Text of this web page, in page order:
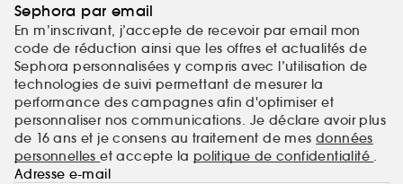
Sephora par email
En m’inscrivant, j’accepte de recevoir par email mon
code de réduction ainsi que les offres et actualités de
Sephora personnalisées y compris avec l’utilisation de
technologies de suivi permettant de mesurer la
performance des campagnes afin d'optimiser et
personnaliser nos communications. Je déclare avoir plus
de 16 ans et je consens au traitement de mes données
personnelleset accepte la politique de confidentialité .
Adresse e-mail